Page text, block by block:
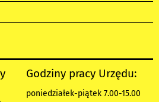
Godziny pracy Urzędu:
poniedziałek-piątek 7.00-15.00